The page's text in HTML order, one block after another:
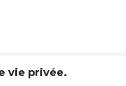
vie privée.